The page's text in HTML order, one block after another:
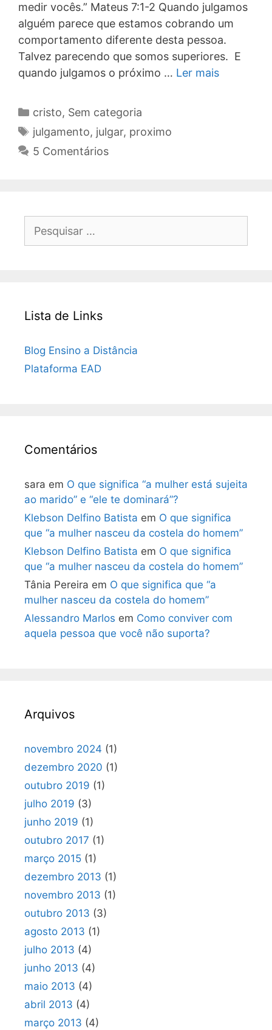
medir vocês.” Mateus 7:1-2 Quando julgamos
alguém parece que estamos cobrando um
comportamento diferente desta pessoa.
Talvez parecendo que somos superiores. E
quando julgamos o próximo … Ler mais
Categorias
cristo, Sem categoria
Tags
julgamento, julgar, proximo
5 Comentários
por:
Lista de Links
Blog Ensino a Distância
Plataforma EAD
Comentários
sara em O que significa “a mulher está sujeita
ao marido” e “ele te dominará”?
Klebson Delfino Batista em O que significa
que “a mulher nasceu da costela do homem”
Klebson Delfino Batista em O que significa
que “a mulher nasceu da costela do homem”
Tânia Pereira em O que significa que “a
mulher nasceu da costela do homem”
Alessandro Marlos em Como conviver com
aquela pessoa que você não suporta?
Arquivos
novembro 2024 (1)
dezembro 2020 (1)
outubro 2019 (1)
julho 2019 (3)
junho 2019 (1)
outubro 2017 (1)
março 2015 (1)
dezembro 2013 (1)
novembro 2013 (1)
outubro 2013 (3)
agosto 2013 (1)
julho 2013 (4)
junho 2013 (4)
maio 2013 (4)
abril 2013 (4)
março 2013 (4)